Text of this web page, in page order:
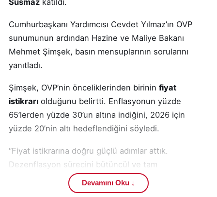
Cumhurbaşkanı Yardımcısı Cevdet Yılmaz’ın OVP
sunumunun ardından Hazine ve Maliye Bakanı
Mehmet Şimşek, basın mensuplarının sorularını
yanıtladı.
Şimşek, OVP’nin önceliklerinden birinin fiyat
istikrarı olduğunu belirtti. Enflasyonun yüzde
65’lerden yüzde 30’un altına indiğini, 2026 için
yüzde 20’nin altı hedeflendiğini söyledi.
“Fiyat istikrarına doğru güçlü adımlar attık.
Dezenflasyon sürecini bütüncül ve tam
koordinasyon içinde yönetiyoruz.”
Devamını Oku ↓